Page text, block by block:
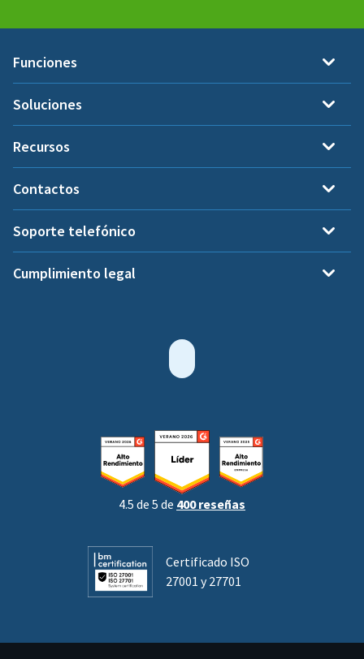
Funciones
Soluciones
Recursos
Contactos
Soporte telefónico
Cumplimiento legal
4.5 de 5 de 400 reseñas
Certificado ISO
27001 y 27701